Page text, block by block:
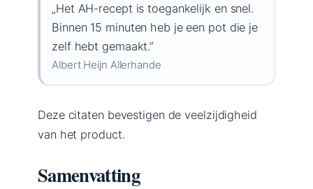
„Het AH-recept is toegankelijk en snel.
Binnen 15 minuten heb je een pot die je
zelf hebt gemaakt.”
Albert Heijn Allerhande
Deze citaten bevestigen de veelzijdigheid
van het product.
Samenvatting